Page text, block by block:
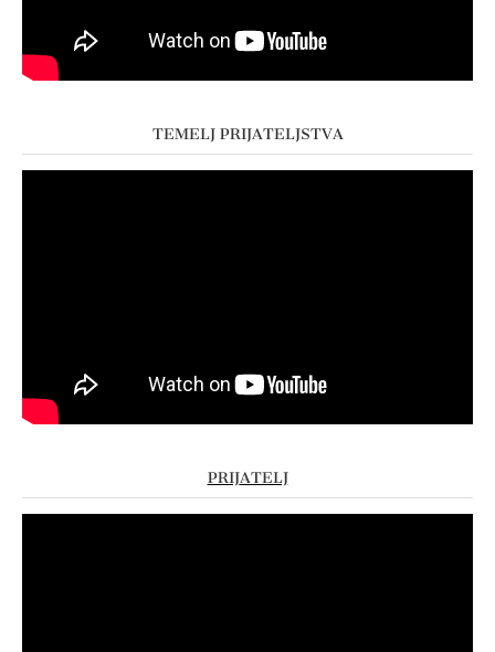
TEMELJ PRIJATELJSTVA
PRIJATELJ